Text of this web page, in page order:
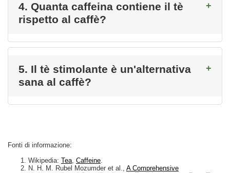
4. Quanta caffeina contiene il tè
rispetto al caffè?
5. Il tè stimolante è un'alternativa
sana al caffè?
Fonti di informazione:
Wikipedia: Tea, Caffeine.
N. H. M. Rubel Mozumder et al., A Comprehensive